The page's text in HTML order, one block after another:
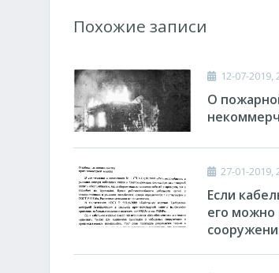
Похожие записи
12-07-2019,
О
27-01-2019,
Если
его можно